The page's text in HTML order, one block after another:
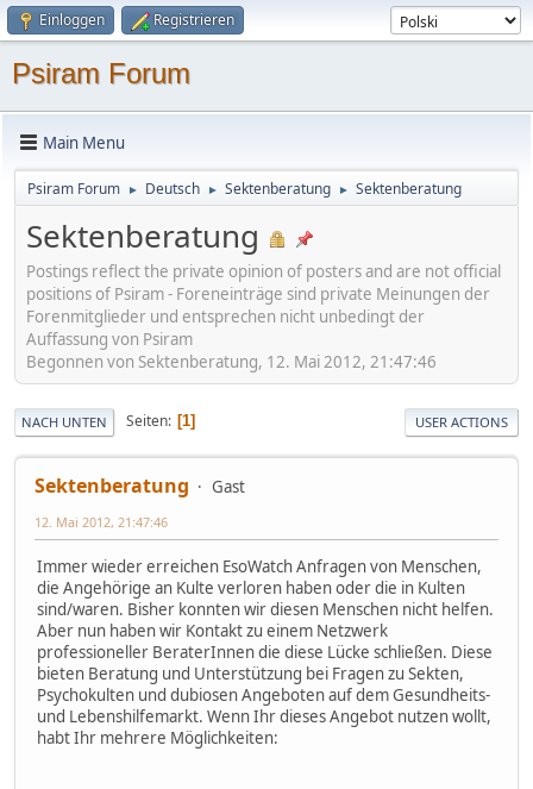
Einloggen Registrieren
Psiram Forum
Main Menu
Psiram Forum ► Deutsch ► Sektenberatung ► Sektenberatung
Sektenberatung
Postings reflect the private opinion of posters and are not official
positions of Psiram - Foreneinträge sind private Meinungen der
Forenmitglieder und entsprechen nicht unbedingt der
Auffassung von Psiram
Begonnen von Sektenberatung, 12. Mai 2012, 21:47:46
NACH UNTEN Seiten 1 USER ACTIONS
Sektenberatung Gast
12. Mai 2012, 21:47:46
Immer wieder erreichen EsoWatch Anfragen von Menschen,
die Angehörige an Kulte verloren haben oder die in Kulten
sind/waren. Bisher konnten wir diesen Menschen nicht helfen.
Aber nun haben wir Kontakt zu einem Netzwerk
professioneller BeraterInnen die diese Lücke schließen. Diese
bieten Beratung und Unterstützung bei Fragen zu Sekten,
Psychokulten und dubiosen Angeboten auf dem Gesundheits-
und Lebenshilfemarkt. Wenn Ihr dieses Angebot nutzen wollt,
habt Ihr mehrere Möglichkeiten: